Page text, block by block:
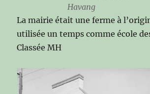
Havang
La mairie était une ferme à
utilisée un temps comme école
Classée MH